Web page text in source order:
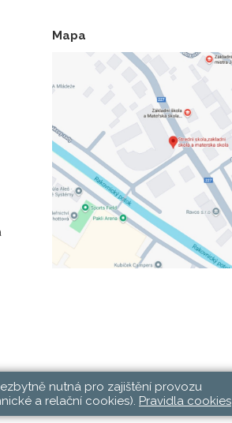
Mapa
nutná pro zajištění provozu
a relační cookies). Pravidla cookies